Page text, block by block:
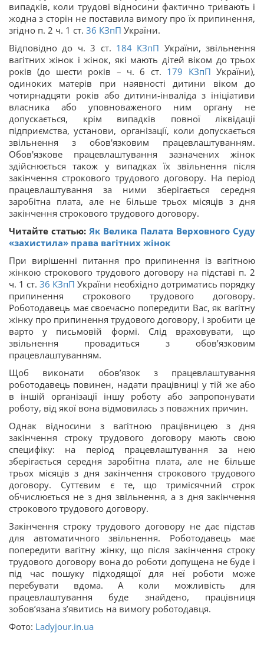
випадків, коли трудові відносини фактично тривають і
жодна з сторін не поставила вимогу про їх припинення,
згідно п. 2 ч. 1 ст. 36 КЗпП України.
Відповідно до ч. 3 ст. 184 КЗпП України, звільнення
вагітних жінок і жінок, які мають дітей віком до трьох
років (до шести років – ч. 6 ст. 179 КЗпП України),
одиноких матерів при наявності дитини віком до
чотирнадцяти років або дитини-інваліда з ініціативи
власника або уповноваженого ним органу не
допускається, крім випадків повної ліквідації
підприємства, установи, організації, коли допускається
звільнення з обов'язковим працевлаштуванням.
Обов'язкове працевлаштування зазначених жінок
здійснюється також у випадках їх звільнення після
закінчення строкового трудового договору. На період
працевлаштування за ними зберігається середня
заробітна плата, але не більше трьох місяців з дня
закінчення строкового трудового договору.
Читайте статью: Як Велика Палата Верховного Суду
«захистила» права вагітних жінок
При вирішенні питання про припинення із вагітною
жінкою строкового трудового договору на підставі п. 2
ч. 1 ст. 36 КЗпП України необхідно дотриматись порядку
припинення строкового трудового договору.
Роботодавець має своєчасно попередити Вас, як вагітну
жінку про припинення трудового договору, і зробити це
варто у письмовій формі. Слід враховувати, що
звільнення провадиться з обов’язковим
працевлаштуванням.
Щоб виконати обов’язок з працевлаштування
роботодавець повинен, надати працівниці у тій же або
в іншій організації іншу роботу або запропонувати
роботу, від якої вона відмовилась з поважних причин.
Однак відносини з вагітною працівницею з дня
закінчення строку трудового договору мають свою
специфіку: на період працевлаштування за нею
зберігається середня заробітна плата, але не більше
трьох місяців з дня закінчення строкового трудового
договору. Суттєвим є те, що тримісячний строк
обчислюється не з дня звільнення, а з дня закінчення
строкового трудового договору.
Закінчення строку трудового договору не дає підстав
для автоматичного звільнення. Роботодавець має
попередити вагітну жінку, що після закінчення строку
трудового договору вона до роботи допущена не буде і
під час пошуку підходящої для неї роботи може
перебувати вдома. А коли можливість для
працевлаштування буде знайдено, працівниця
зобов’язана з’явитись на вимогу роботодавця.
Фото: Ladyjour.in.ua